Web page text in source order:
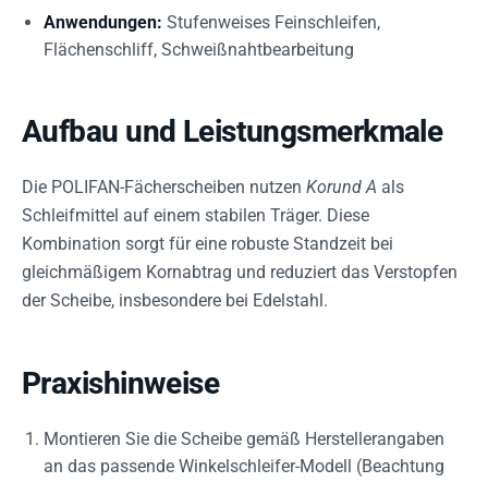
Anwendungen: Stufenweises Feinschleifen,
Flächenschliff, Schweißnahtbearbeitung
Aufbau und Leistungsmerkmale
Die POLIFAN-Fächerscheiben nutzen Korund A als
Schleifmittel auf einem stabilen Träger. Diese
Kombination sorgt für eine robuste Standzeit bei
gleichmäßigem Kornabtrag und reduziert das Verstopfen
der Scheibe, insbesondere bei Edelstahl.
Praxishinweise
Montieren Sie die Scheibe gemäß Herstellerangaben
an das passende Winkelschleifer-Modell (Beachtung